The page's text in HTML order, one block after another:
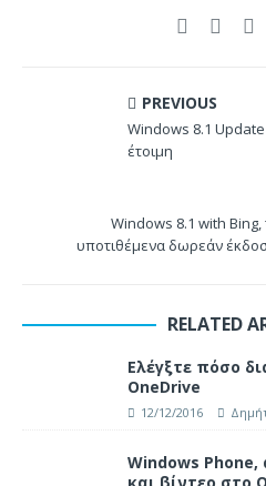
PREVIOUS
Windows 8.1 Update
έτοιμη
Windows 8.1 with Bing,
υποτιθέμενα δωρεάν
RELATED
Ελέγξτε πόσο
OneDrive
12/12/2016
Windows